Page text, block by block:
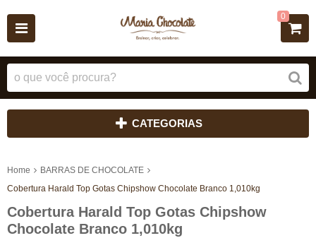
0
CATEGORIAS
Home
BARRAS DE CHOCOLATE
Cobertura Harald Top Gotas Chipshow Chocolate Branco 1,010kg
Cobertura Harald Top Gotas Chipshow
Chocolate Branco 1,010kg